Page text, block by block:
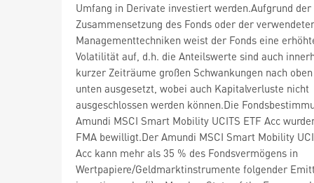
Umfang in Derivate investiert werden.Aufgrund der
Zusammensetzung des Fonds oder der
Managementtechniken weist der Fonds eine
Volatilität auf, d.h. die Anteilswerte sind auch
kurzer Zeiträume großen Schwankungen nach
unten ausgesetzt, wobei auch Kapitalverluste nicht
ausgeschlossen werden können.Die
Amundi MSCI Smart Mobility UCITS ETF Acc
FMA bewilligt.Der Amundi MSCI Smart Mobility
Acc kann mehr als 35 % des Fondsvermögens in
Wertpapiere/Geldmarktinstrumente folgender